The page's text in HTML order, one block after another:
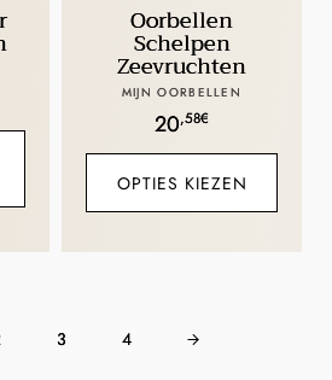
Oorbellen
Schelpen
Zeevruchten
Verkoper:
MIJN OORBELLEN
Normale
prijs
20,58€
OPTIES KIEZEN
3 4